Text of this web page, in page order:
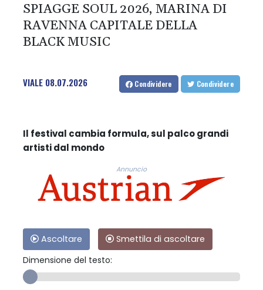
SPIAGGE SOUL 2026, MARINA DI
RAVENNA CAPITALE DELLA
BLACK MUSIC
VIALE 08.07.2026 Condividere Condividere
Il festival cambia formula, sul palco grandi
artisti dal mondo
Annuncio
Ascoltare
Smettila di ascoltare
Dimensione del testo: